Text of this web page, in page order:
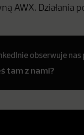
AWX. Działania
obserwuje
tam z nami?